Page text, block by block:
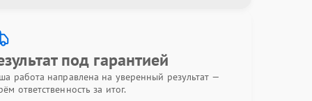
под гарантией
работа направлена на уверенный результат —
ответственность за итог.